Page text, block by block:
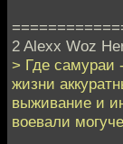
2 Alexx Woz
> Где самураи
жизни
выживание и
воевали